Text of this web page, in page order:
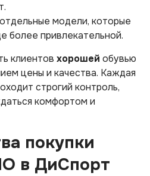
модели, которые
более привлекательной.
клиентов хорошей обувью
цены и качества. Каждая
строгий контроль,
комфортом и
покупки
в ДиСпорт